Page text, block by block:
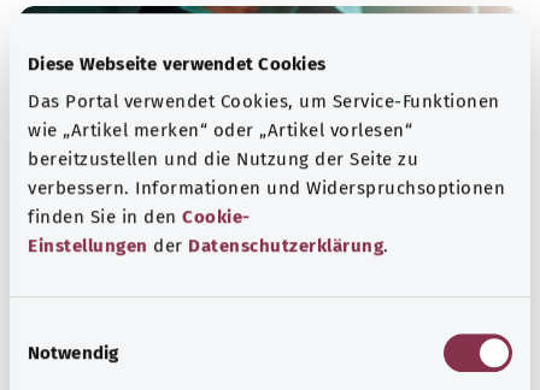
Diese Webseite verwendet Cookies
Das Portal verwendet Cookies, um Service-Funktionen
wie „Artikel merken“ oder „Artikel vorlesen“
bereitzustellen und die Nutzung der Seite zu
verbessern. Informationen und Widerspruchsoptionen
finden Sie in den Cookie-
Einstellungen der Datenschutzerklärung.
Notwendig
При инфаркте миокарда коронарный сосуд полностью